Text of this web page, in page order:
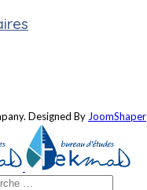
Designed By JoomShaper